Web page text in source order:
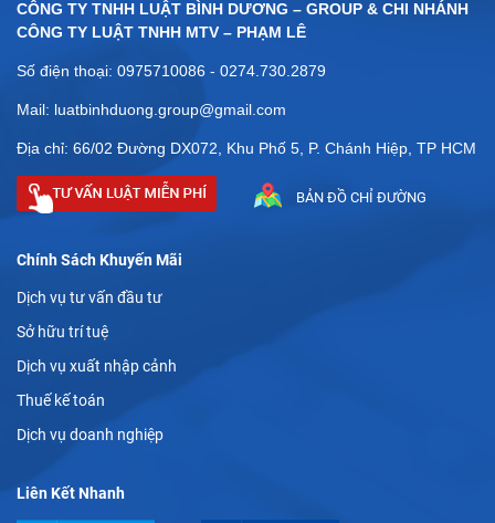
CÔNG TY TNHH LUẬT BÌNH DƯƠNG – GROUP & CHI NHÁNH
CÔNG TY LUẬT TNHH MTV – PHẠM LÊ
Số điện thoại: 0975710086 - 0274.730.2879
Mail: luatbinhduong.group@gmail.com
Địa chỉ: 66/02 Đường DX072, Khu Phố 5, P. Chánh Hiệp, TP HCM
BẢN ĐỒ CHỈ ĐƯỜNG
Chính Sách Khuyến Mãi
Dịch vụ tư vấn đầu tư
Sở hữu trí tuệ
Dịch vụ xuất nhập cảnh
Thuế kế toán
Dịch vụ doanh nghiệp
Liên Kết Nhanh